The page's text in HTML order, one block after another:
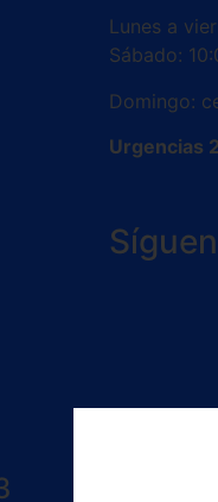
Lunes a
Sábado:
Domingo:
Urgencias